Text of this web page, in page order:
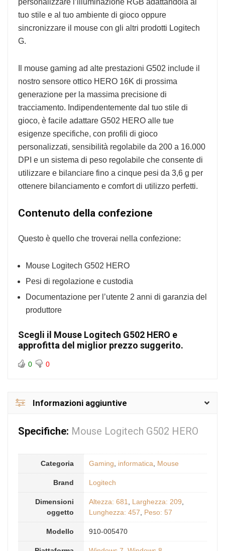
tuo stile e al tuo ambiente di gioco oppure
sincronizzare il mouse con gli altri prodotti Logitech
G.
Il mouse gaming ad alte prestazioni G502 include il
nostro sensore ottico HERO 16K di prossima
generazione per la massima precisione di
tracciamento. Indipendentemente dal tuo stile di
gioco, è facile adattare G502 HERO alle tue
esigenze specifiche, con profili di gioco
personalizzati, sensibilità regolabile da 200 a 16.000
DPI e un sistema di peso regolabile che consente di
utilizzare e bilanciare fino a cinque pesi da 3,6 g per
ottenere bilanciamento e comfort di utilizzo perfetti.
Contenuto della confezione
Questo è quello che troverai nella confezione:
Mouse Logitech G502 HERO
Pesi di regolazione e custodia
Documentazione per l’utente 2 anni di garanzia del
produttore
Scegli il Mouse Logitech G502 HERO e
approfitta del miglior prezzo suggerito.
0 0
Informazioni aggiuntive
Specifiche: Mouse Logitech G502 HERO
Categoria Gaming informatica Mouse
Brand Logitech
Dimensioni
oggetto
Altezza: 681 Larghezza: 209
Lunghezza: 457
Peso: 57
Modello 910-005470